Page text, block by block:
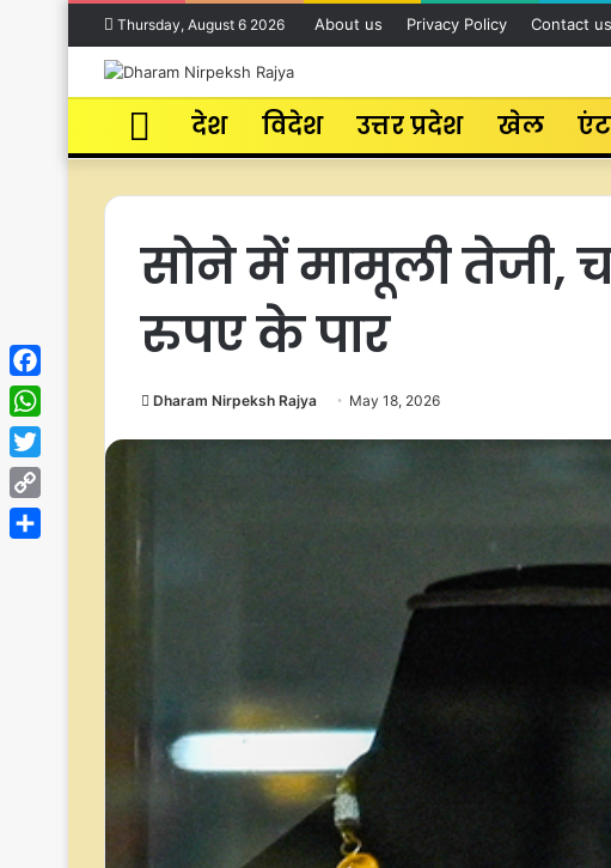
Thursday, August 6 2026 About us Privacy Policy Contact us
Home
देश विदेश उत्तर प्रदेश खेल
सोने में मामूली तेजी,
रुपए के पार
Dharam Nirpeksh Rajya May 18, 2026
Facebook
WhatsApp
Twitter
Copy
Link